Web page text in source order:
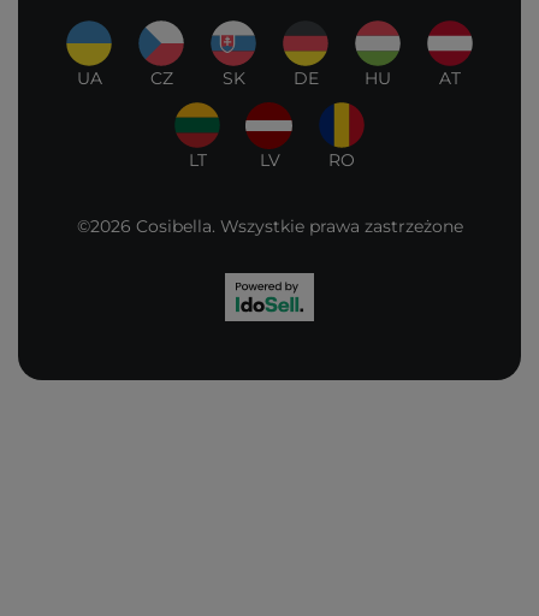
UA CZ SK DE HU AT
LT LV RO
©2026 Cosibella. Wszystkie prawa zastrzeżone